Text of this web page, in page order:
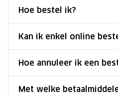
Hoe bestel ik?
Kan ik enkel online
Hoe annuleer ik een
Met welke